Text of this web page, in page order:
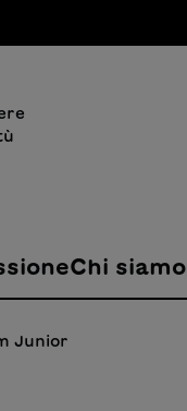
Chi siamo
Junior